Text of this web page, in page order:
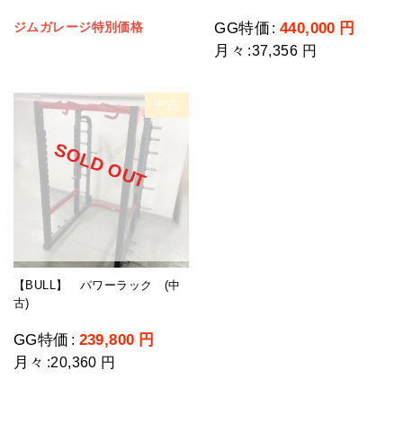
ジムガレージ特別価格 GG特価 : 440,000 円
月々 :37,356 円
中古
SOLD OUT
【BULL】 パワーラック (中
古)
GG特価 : 239,800 円
月々 :20,360 円